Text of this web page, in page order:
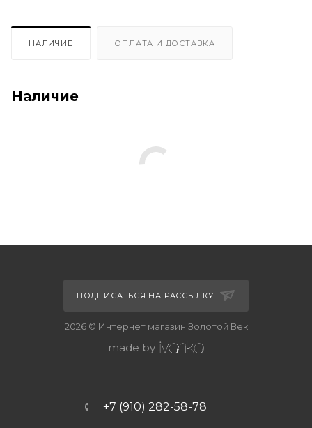
НАЛИЧИЕ ОПЛАТА И ДОСТАВКА
Наличие
ПОДПИСАТЬСЯ НА РАССЫЛКУ
2026 © Интернет магазин Золотой Век
made by
+7 (910) 282-58-78